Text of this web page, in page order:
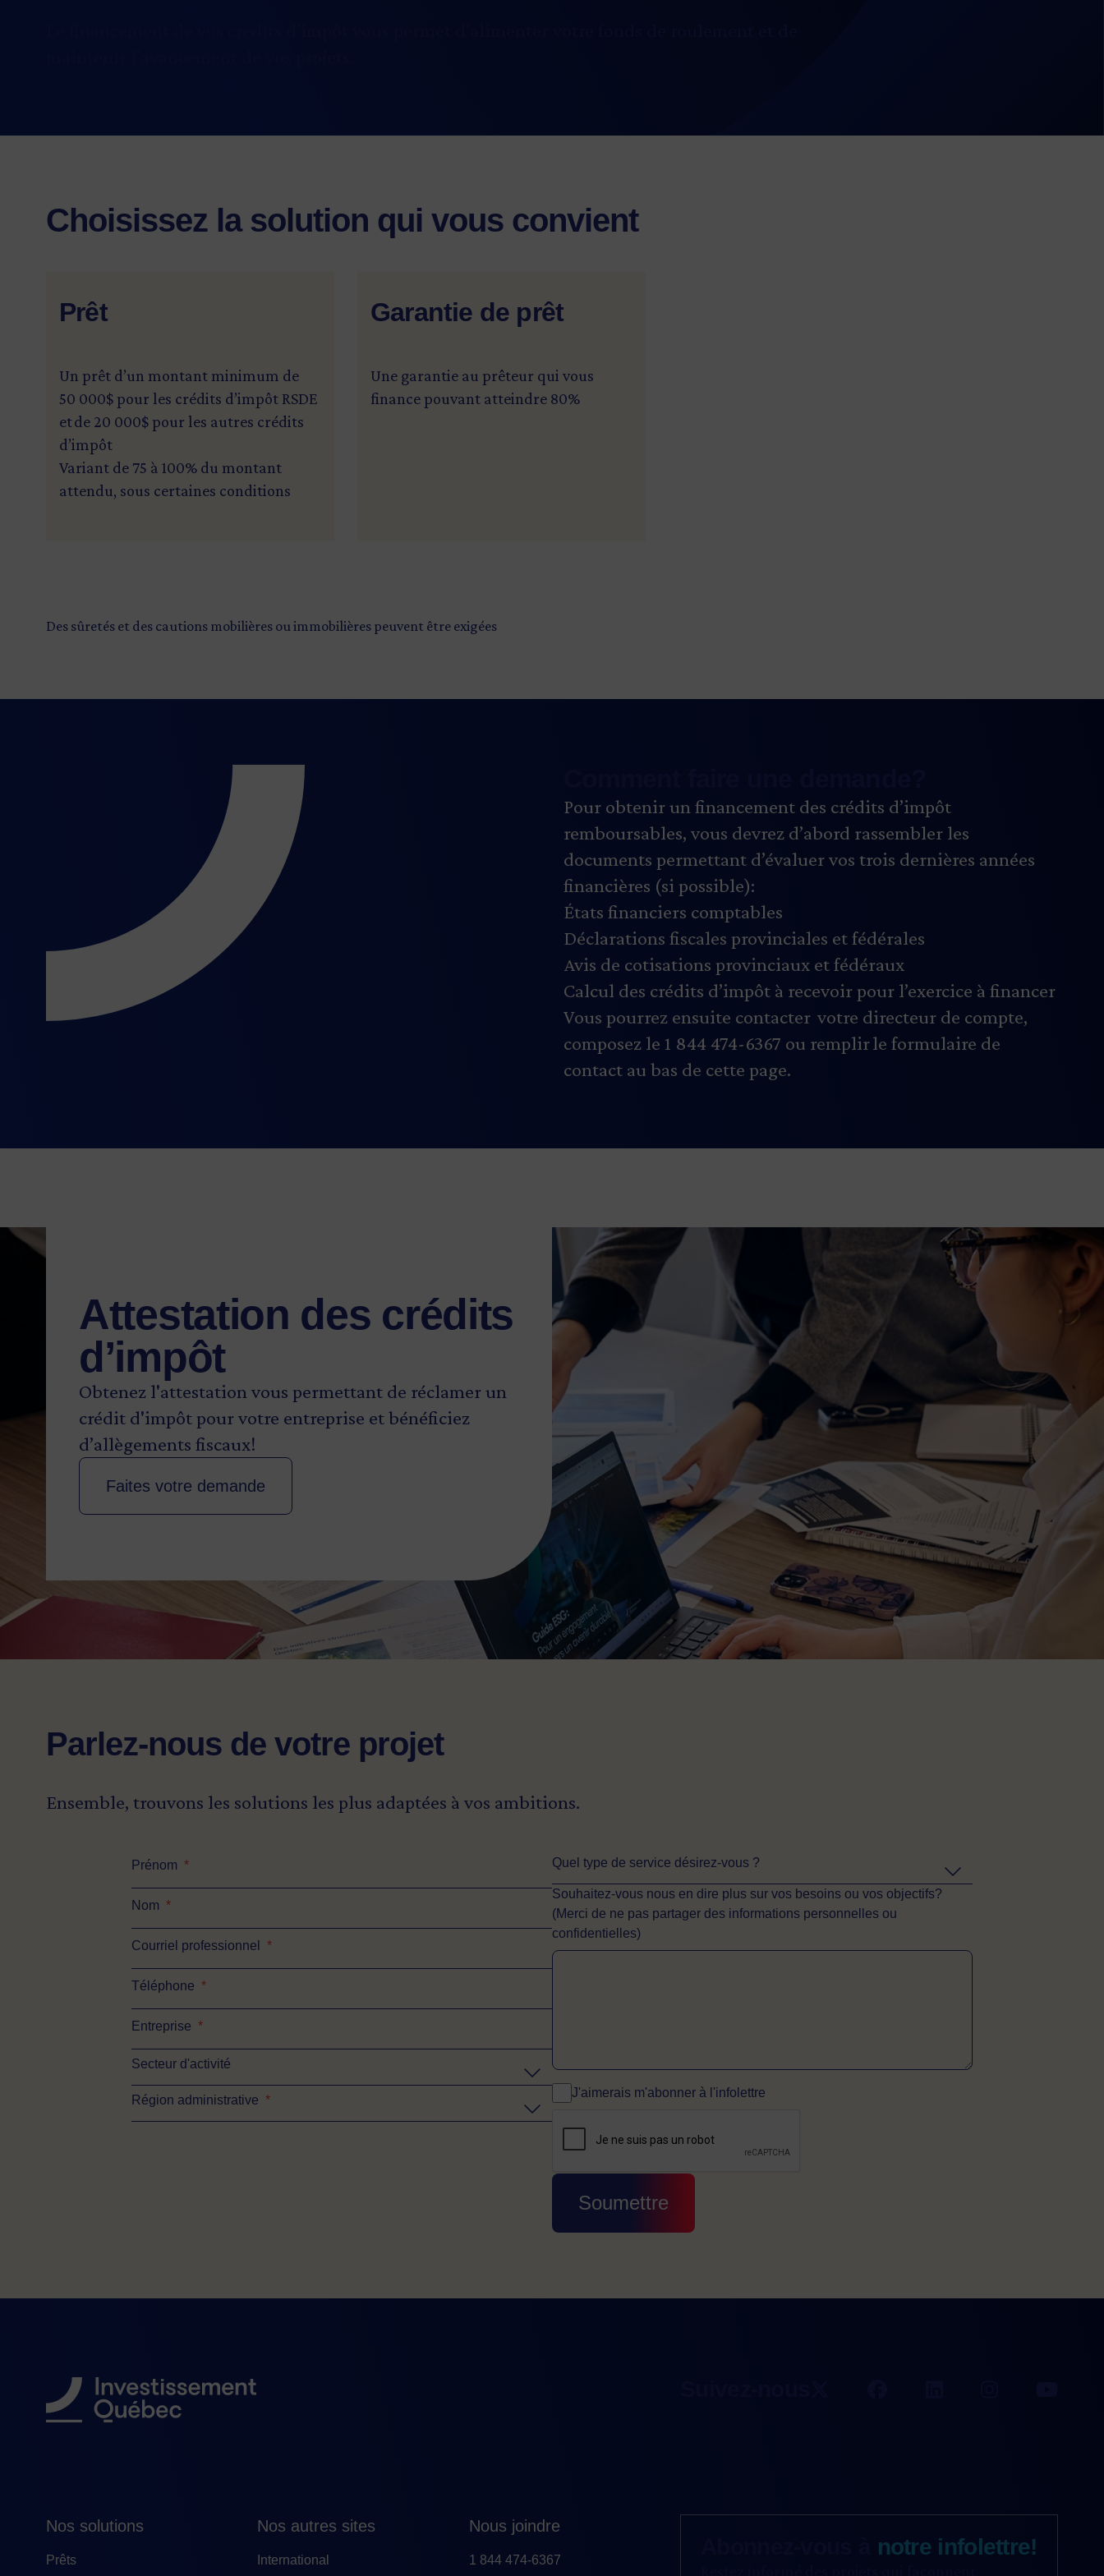
Choisissez la solution qui vous convient
Prêt
Un prêt d’un montant minimum de
50 000$ pour les crédits d’impôt RSDE
et de 20 000$ pour les autres crédits
d’impôt
Variant de 75 à 100% du montant
attendu, sous certaines conditions
Garantie de prêt
Une garantie au prêteur qui vous
finance pouvant atteindre 80%
Des sûretés et des cautions mobilières ou immobilières peuvent être exigées
Pour obtenir un financement des crédits d’impôt
remboursables, vous devrez d’abord rassembler les
documents permettant d’évaluer vos trois dernières années
financières (si possible):
États financiers comptables
Déclarations fiscales provinciales et fédérales
Avis de cotisations provinciaux et fédéraux
Calcul des crédits d’impôt à recevoir pour l’exercice à financer
Vous pourrez ensuite contacter votre directeur de compte,
composez le 1 844 474-6367 ou remplir le formulaire de
contact au bas de cette page.
Image
Attestation des crédits
d’impôt
Obtenez l'attestation vous permettant de réclamer un
crédit d'impôt pour votre entreprise et bénéficiez
d’allègements fiscaux!
Faites votre demande
Parlez-nous de votre projet
Ensemble, trouvons les solutions les plus adaptées à vos ambitions.
Prénom *
Nom *
Courriel professionnel *
Téléphone *
Entreprise *
Secteur d'activité
Région administrative *
Quel type de service désirez-vous ?
Souhaitez-vous nous en dire plus sur vos besoins ou vos objectifs?
(Merci de ne pas partager des informations personnelles ou
confidentielles)
J'aimerais m'abonner à l'infolettre
CAPTCHA
Cette question sert à vérifier si vous êtes un visiteur humain ou
Soumettre
Nos solutions
Prêts
Nos autres sites
International
Nous joindre
1 844 474-6367
notre infolettre!